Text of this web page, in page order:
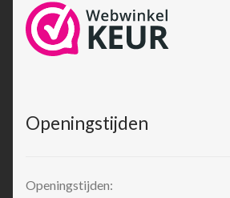
Openingstijden
Openingstijden: